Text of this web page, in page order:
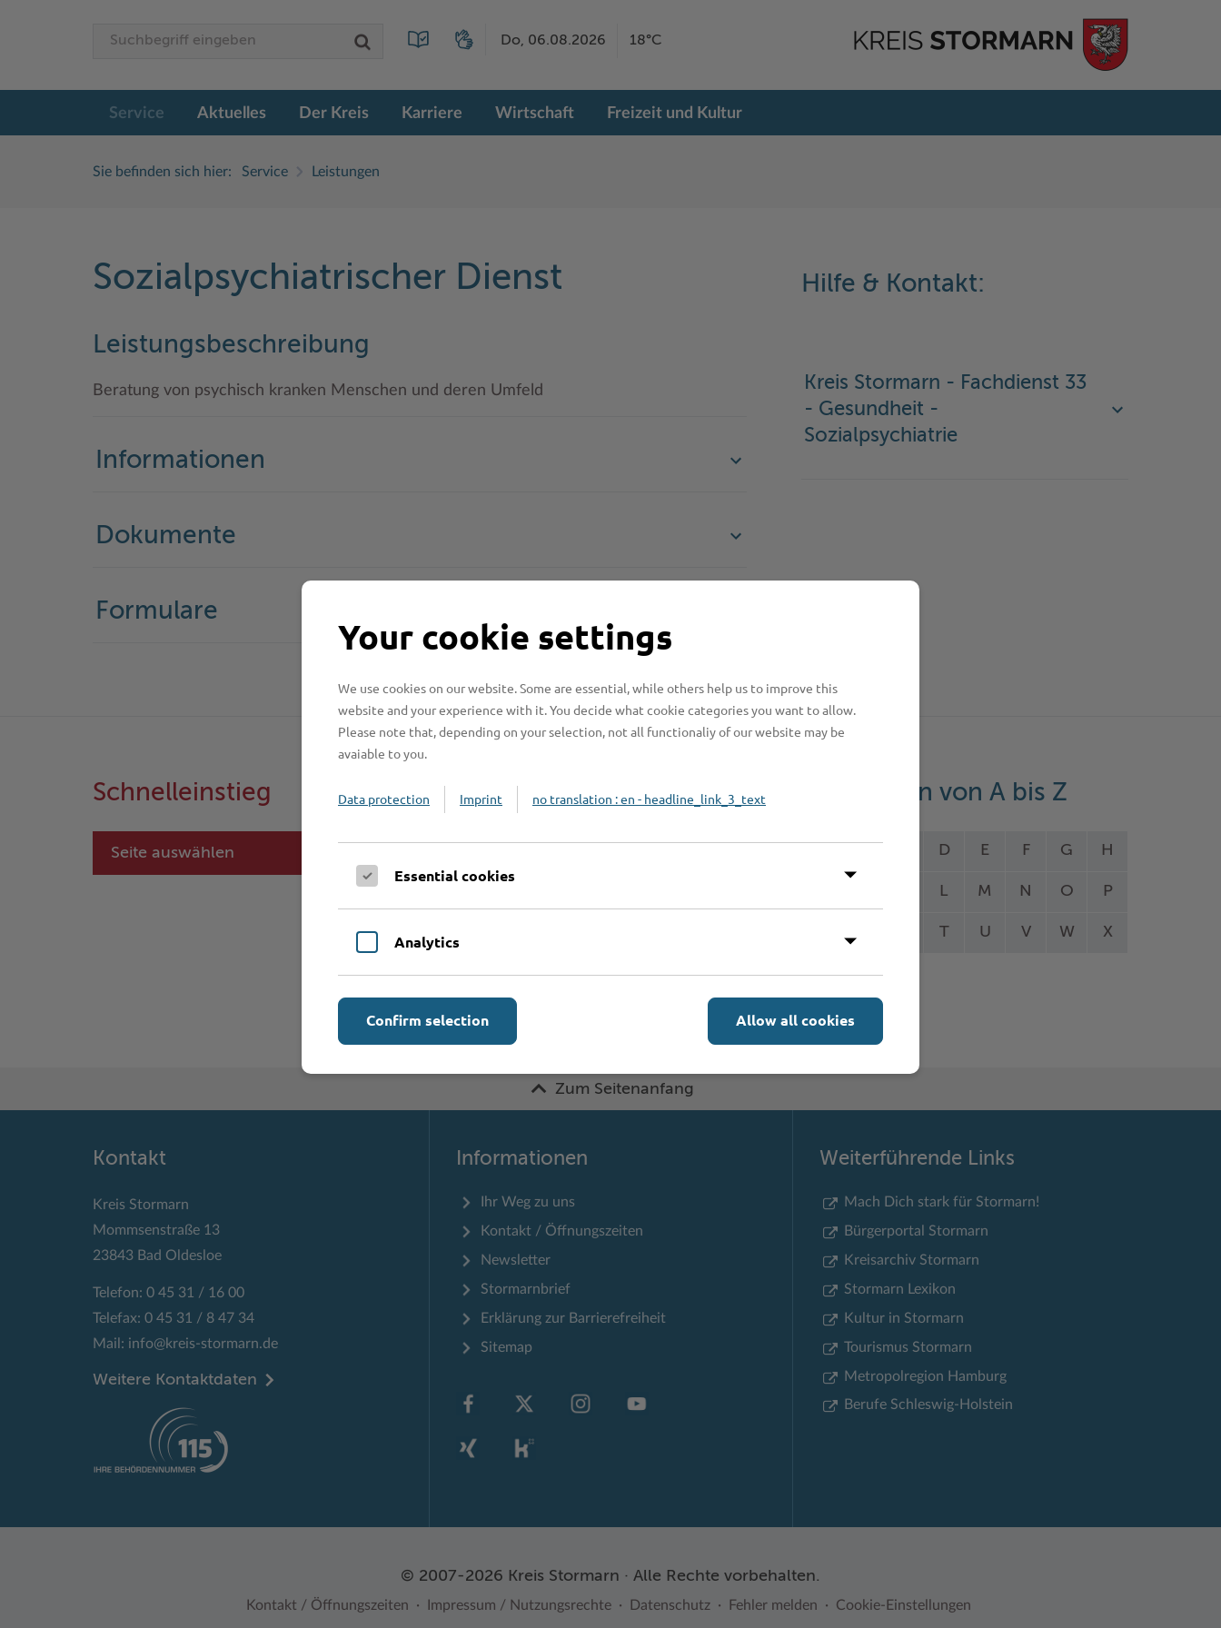
Do, 06.08.2026 18°C
Service Aktuelles Der Kreis Karriere Wirtschaft Freizeit und Kultur
Sie befinden sich hier: Service Leistungen
Sozialpsychiatrischer Dienst
Leistungsbeschreibung
Beratung von psychisch kranken Menschen und deren Umfeld
Informationen
Dokumente
Formulare
Hilfe & Kontakt:
Kreis Stormarn - Fachdienst 33
- Gesundheit -
Sozialpsychiatrie
Schnelleinstieg
Seite auswählen
Online-Services Leistungen von A bis Z
D E F G H
L M N O P
T U V W X
Y Z
Zum Seitenanfang
Kontakt
Kreis Stormarn
Mommsenstraße 13
23843 Bad Oldesloe
Telefon: 0 45 31 / 16 00
Telefax: 0 45 31 / 8 47 34
Mail: info@kreis-stormarn.de
Weitere Kontaktdaten
Informationen
Ihr Weg zu uns
Kontakt / Öffnungszeiten
Newsletter
Stormarnbrief
Erklärung zur Barrierefreiheit
Sitemap
Weiterführende Links
Mach Dich stark für Stormarn!
Bürgerportal Stormarn
Kreisarchiv Stormarn
Stormarn Lexikon
Kultur in Stormarn
Tourismus Stormarn
Metropolregion Hamburg
Berufe Schleswig-Holstein
© 2007-2026 Kreis Stormarn · Alle Rechte vorbehalten.
Kontakt / Öffnungszeiten Impressum / Nutzungsrechte Datenschutz Fehler melden Cookie-Einstellungen
Your cookie settings
We use cookies on our website. Some are essential, while others help us to improve this
website and your experience with it. You decide what cookie categories you want to allow.
Please note that, depending on your selection, not all functionaliy of our website may be
avaiable to you.
Data protection Imprint no translation : en - headline_link_3_text
Essential cookies
Analytics
Allow all cookies
Confirm selection